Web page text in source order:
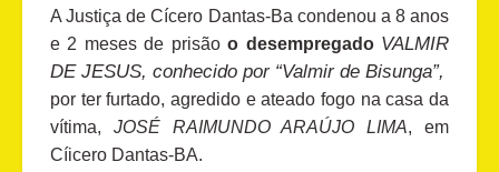
A Justiça de Cícero Dantas-Ba condenou a 8 anos
e 2 meses de prisãoo desempregado VALMIR
DE JESUS, conhecido por “Valmir de Bisunga”,
por ter furtado, agredido e ateado fogo na casa da
vítima, JOSÉ RAIMUNDO ARAÚJO LIMA, em
Cíicero Dantas-BA.